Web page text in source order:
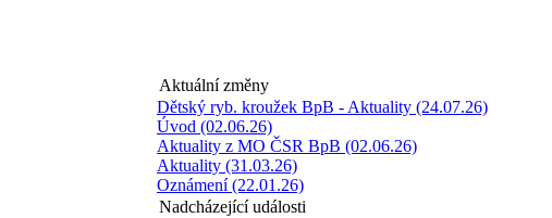
Aktuální změny
Dětský ryb. kroužek BpB - Aktuality (24.07.26)
Úvod (02.06.26)
Aktuality z MO ČSR BpB (02.06.26)
Aktuality (31.03.26)
Oznámení (22.01.26)
Nadcházející události